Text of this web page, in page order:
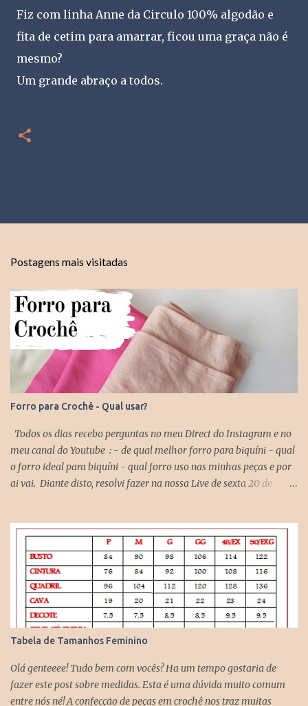
Fiz com linha Anne da Circulo 100% algodão e
fita de cetim para amarrar, ficou uma graça não é
mesmo?
Um grande abraço a todos.
Postagens mais visitadas
Forro para Crochê - Qual usar?
Todos os dias recebo perguntas no meu Direct do Instagram e no
meu canal do Youtube : - de qual melhor forro para biquíni - qual
o forro ideal para biquíni - qual forro uso nas minhas peças e por
ai vai. Diante disto, resolvi fazer na nossa Live de sexta 20 de
muito feliz em ter sua presença comigo. AQUI Basicamente
falamos sobre: Forro de Poliamida: ideal para biquíni porque não
retém água, é um tecido super leve ( similar a uma meia de
compressão) e que é usada em qualquer modelo de biquíni seja ele
de crochê ou de lycra. este tecido estica nos dois sentido. Forro
Helanquinha ou Helanca Light: o que eu uso em minhas peças de
crochê como top, cropped, saia, vestidos etc. Este tecido estica
somente em um sentido. Então é isso pessoal, amei conversar com
vocês hoje, mesmo que por pouco tempo, mas eu gosto muito de
interagir, bater papo, ...
Tabela de Tamanhos Feminino
Olá genteeee! Tudo bem com vocês? Ha um tempo gostaria de
fazer este post sobre medidas. Esta é uma dúvida muito comum
entre nós né! A confecção de peças em crochê nos traz muitas